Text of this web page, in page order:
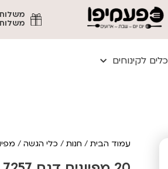
משלוח
כלים לקינוחים
עמוד הבית/ חנות/ כלי הגשה/